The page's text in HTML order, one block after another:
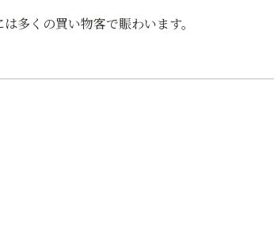
多くの買い物客で賑わいます。